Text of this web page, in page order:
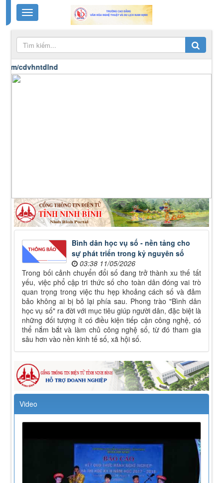
Bình dân học vụ số - nền tảng cho
sự phát triển trong kỷ nguyên số
03:38 11/05/2026
Trong bối cảnh chuyển đổi số đang trở thành xu thế tất
yếu, việc phổ cập tri thức số cho toàn dân đóng vai trò
quan trọng trong việc thu hẹp khoảng cách số và đảm
bảo không ai bị bỏ lại phía sau. Phong trào "Bình dân
học vụ số" ra đời với mục tiêu giúp người dân, đặc biệt là
những đối tượng ít có điều kiện tiếp cận công nghệ, có
thể nắm bắt và làm chủ công nghệ số, từ đó tham gia
sâu hơn vào nền kinh tế số, xã hội số.
Video